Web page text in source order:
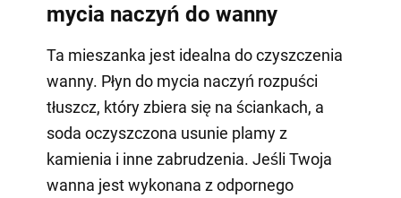
mycia naczyń do wanny
Ta mieszanka jest idealna do czyszczenia
wanny. Płyn do mycia naczyń rozpuści
tłuszcz, który zbiera się na ściankach, a
soda oczyszczona usunie plamy z
kamienia i inne zabrudzenia. Jeśli Twoja
wanna jest wykonana z odpornego